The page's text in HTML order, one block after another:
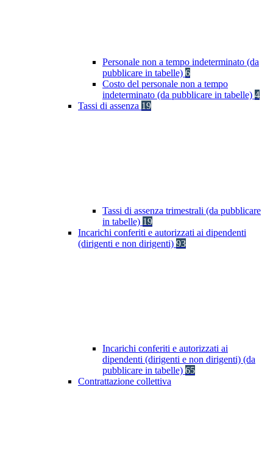
Personale non a tempo indeterminato (da
pubblicare in tabelle) 6
Costo del personale non a tempo
indeterminato (da pubblicare in tabelle) 4
Tassi di assenza 19
Tassi di assenza trimestrali (da pubblicare
in tabelle) 19
Incarichi conferiti e autorizzati ai dipendenti
(dirigenti e non dirigenti) 93
Incarichi conferiti e autorizzati ai
dipendenti (dirigenti e non dirigenti) (da
pubblicare in tabelle) 65
Contrattazione collettiva